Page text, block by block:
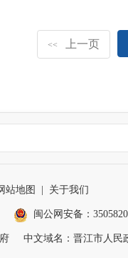
<< 上一页
站地图 关于我们
闽公网安备：
中文域名：晋江市人民